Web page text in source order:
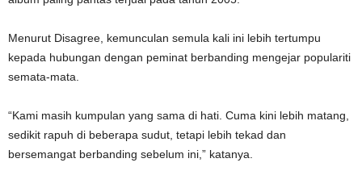
Menurut Disagree, kemunculan semula kali ini lebih tertumpu
kepada hubungan dengan peminat berbanding mengejar populariti
semata-mata.
“Kami masih kumpulan yang sama di hati. Cuma kini lebih matang,
sedikit rapuh di beberapa sudut, tetapi lebih tekad dan
bersemangat berbanding sebelum ini,” katanya.